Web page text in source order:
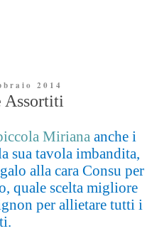
2014
Mirianaanche i
sua tavola imbandita,
alla cara Consu per
quale scelta migliore
per allietare tutti i